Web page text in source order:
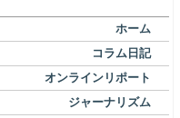
ホーム
コラム日記
オンラインリポート
ジャーナリズム